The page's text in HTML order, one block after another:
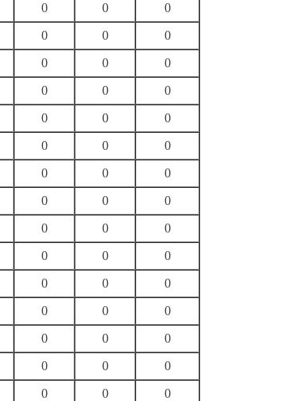
0 0
0
0 0
0
0 0
0
0 0
0
0 0
0
0 0
0
0 0
0
0 0 0
0 0
0
0 0
0
0 0 0
0 0
0
0 0
0
0 0
0
0 0
0